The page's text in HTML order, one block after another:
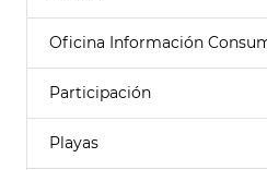
Oficina Información
Participación
Playas